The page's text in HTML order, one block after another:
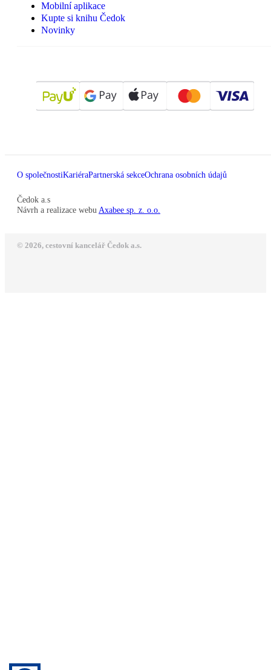
Mobilní aplikace
Kupte si knihu Čedok
Novinky
O společnostiKariéraPartnerská sekceOchrana osobních údajů
Čedok a.s
Návrh a realizace webu Axabee sp. z. o.o.
© 2026, cestovní kancelář Čedok a.s.